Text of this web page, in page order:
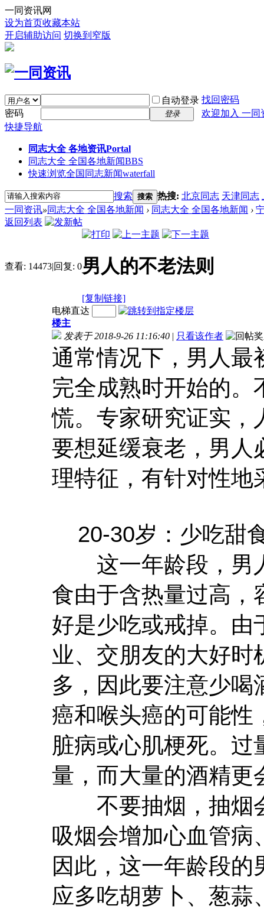
一同资讯网
设为首页收藏本站
开启辅助访问 切换到窄版
自动登录 找回密码
密码
登录
欢迎加入 一同
快捷导航
同志大全 各地资讯Portal
同志大全 全国各地新闻BBS
快速浏览全国同志新闻waterfall
搜索 搜索 热搜: 北京同志 天津同志
一同资讯»同志大全 全国各地新闻 › 同志大全 全国各地新闻 ›
返回列表
查看: 14473|回复: 0男人的不老法则
[复制链接]
电梯直达
楼主
发表于 2018-9-26 11:16:40 | 只看该作者
通常情况下，男人最
完全成熟时开始的。
慌。专家研究证实，
要想延缓衰老，男人
理特征，有针对性地
20-30岁：少吃甜
这一年龄段，男
食由于含热量过高，
好是少吃或戒掉。由
业、交朋友的大好时
多，因此要注意少喝
癌和喉头癌的可能性
脏病或心肌梗死。过
量，而大量的酒精更
不要抽烟，抽烟
吸烟会增加心血管病
因此，这一年龄段
应多吃胡萝卜、葱蒜